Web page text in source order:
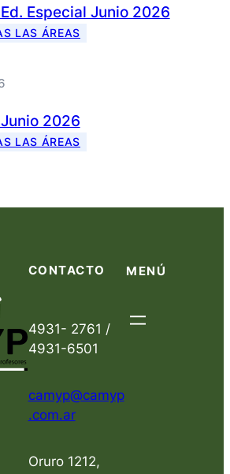
Especial Junio 2026
LAS ÁREAS
2026
LAS ÁREAS
CONTACTO
4931- 2761 /
4931-6501
camyp@camyp
.com.ar
Oruro 1212,
MENÚ